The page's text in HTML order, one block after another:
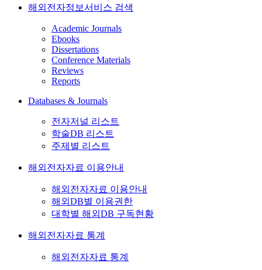
해외전자정보서비스 검색
Academic Journals
Ebooks
Dissertations
Conference Materials
Reviews
Reports
Databases & Journals
전자저널 리스트
학술DB 리스트
주제별 리스트
해외전자자료 이용안내
해외전자자료 이용안내
해외DB별 이용권한
대학별 해외DB 구독현황
해외전자자료 통계
해외전자자료 통계